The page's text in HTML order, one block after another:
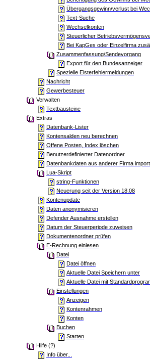
Übergangsgewinn/verlust bei
Text-Suche
Wechselkonten
Steuerlicher
Bei KapGes oder Einzelfirma
Zusammenfassung/Sendevorgang
Export für den Bundesanzeiger
Spezielle Elsterfehlermeldungen
Nachricht
Gewerbesteuer
Verwalten
Textbausteine
Extras
Datenbank-Lister
Kontensalden neu berechnen
Offene Posten, Index löschen
Benutzerdefinierter Datenordner
Datenbankdaten aus anderer Firma
Lua-Skript
string-Funktionen
Neuerung seit der Version 18.08
Kontenupdate
Daten anonymisieren
Defender Ausnahme erstellen
Datum der Steuerperiode zuweisen
Dokumentenordner prüfen
E-Rechnung einlesen
Datei
Datei öffnen
Aktuelle Datei Speichern unter
Aktuelle Datei mit
Einstellungen
Anzeigen
Kontenrahmen
Konten
Buchen
Starten
Hilfe (?)
Info über...